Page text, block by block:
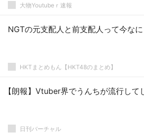
大物Youtubeｒ速報
NGTの元支配人と前支配人って今な
HKTまとめもん【HKT48のまとめ】
【朗報】Vtuber界でうんちが流行して
日刊バーチャル